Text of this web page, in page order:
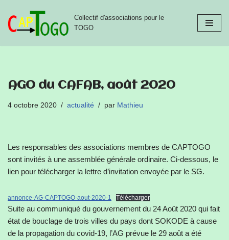
Aller
Collectif d'associations pour le
TOGO
AGO du CAFAB, août 2020
4 octobre 2020 actualité par Mathieu
Les responsables des associations membres de CAPTOGO
sont invités à une assemblée générale ordinaire. Ci-dessous, le
lien pour télécharger la lettre d’invitation envoyée par le SG.
annonce-AG-CAPTOGO-aout-2020-1 Télécharger
Suite au communiqué du gouvernement du 24 Août 2020 qui fait
état de bouclage de trois villes du pays dont SOKODE à cause
de la propagation du covid-19, l’AG prévue le 29 août a été